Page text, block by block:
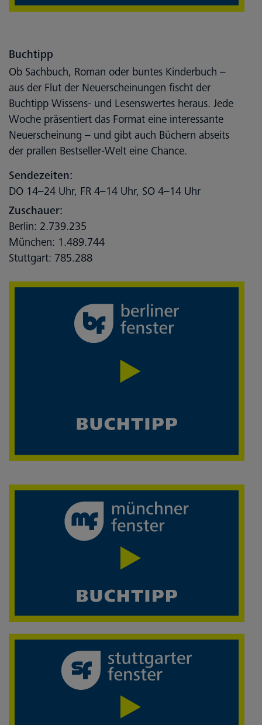
Buchtipp
Ob Sachbuch, Roman oder buntes Kinderbuch –
aus der Flut der Neuerscheinungen fischt der
Buchtipp Wissens- und Lesenswertes heraus. Jede
Woche präsentiert das Format eine interessante
Neuerscheinung – und gibt auch Büchern abseits
der prallen Bestseller-Welt eine Chance.
Sendezeiten:
DO 14–24 Uhr, FR 4–14 Uhr, SO 4–14 Uhr
Zuschauer:
Berlin: 2.739.235
München: 1.489.744
Stuttgart: 785.288